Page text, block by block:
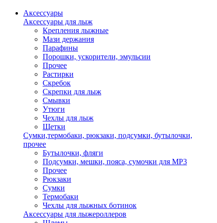
Аксессуары
Аксессуары для лыж
Крепления лыжные
Мази держания
Парафины
Порошки, ускорители, эмульсии
Прочее
Растирки
Скребок
Скрепки для лыж
Смывки
Утюги
Чехлы для лыж
Щетки
Сумки,термобаки, рюкзаки, подсумки, бутылочки,
прочее
Бутылочки, фляги
Подсумки, мешки, пояса, сумочки для MP3
Прочее
Рюкзаки
Сумки
Термобаки
Чехлы для лыжных ботинок
Аксессуары для лыжероллеров